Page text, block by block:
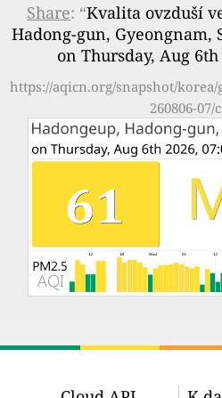
Share: “Kvalita ovzduší
Hadong-gun, Gyeongnam,
on Thursday, Aug
https://aqicn.org/snapshot/
260806-07/